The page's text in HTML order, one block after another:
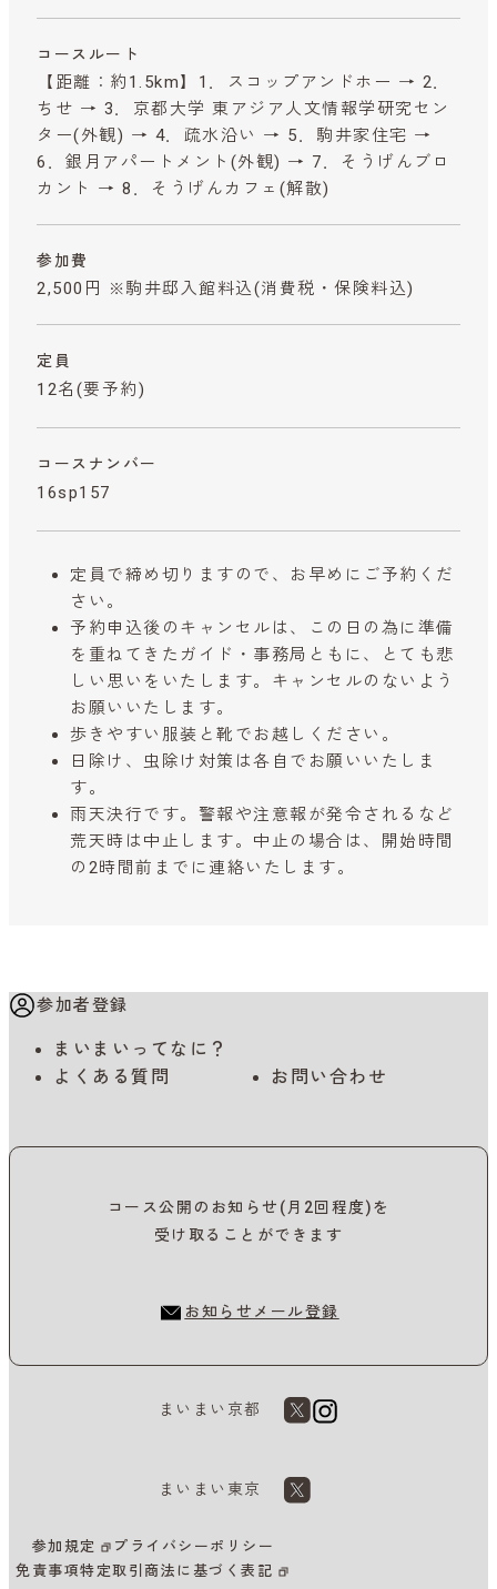
コースルート
【距離：約1.5km】1．スコップアンドホー → 2．
ちせ → 3．京都大学 東アジア人文情報学研究セン
ター(外観) → 4．疏水沿い → 5．駒井家住宅 →
6．銀月アパートメント(外観) → 7．そうげんブロ
カント → 8．そうげんカフェ(解散)
参加費
2,500円 ※駒井邸入館料込(消費税・保険料込)
定員
12名(要予約)
コースナンバー
16sp157
定員で締め切りますので、お早めにご予約くだ
さい。
予約申込後のキャンセルは、この日の為に準備
を重ねてきたガイド・事務局ともに、とても悲
しい思いをいたします。キャンセルのないよう
お願いいたします。
歩きやすい服装と靴でお越しください。
日除け、虫除け対策は各自でお願いいたしま
す。
雨天決行です。警報や注意報が発令されるなど
荒天時は中止します。中止の場合は、開始時間
の2時間前までに連絡いたします。
参加者登録
まいまいってなに？
よくある質問
お問い合わせ
コース公開のお知らせ(月2回程度)を
受け取ることができます
お知らせメール登録
まいまい京都
まいまい東京
参加規定
プライバシーポリシー
免責事項特定取引商法に基づく表記